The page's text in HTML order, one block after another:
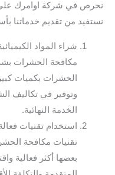
نحرص في شركة اوامرك على
نستفيد من تقديم خدماتنا
شراء المواد
مكافحة الحشرات
الحشرات بكميات
وتوفير في تكاليف
الخدمة النهائية.
استخدام تقنيات
تقنيات مكافحة
بعضها أكثر فعالية